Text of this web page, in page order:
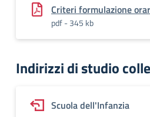
Criteri formulazione
pdf - 345 kb
Indirizzi di studio
Scuola dell'Infanzia